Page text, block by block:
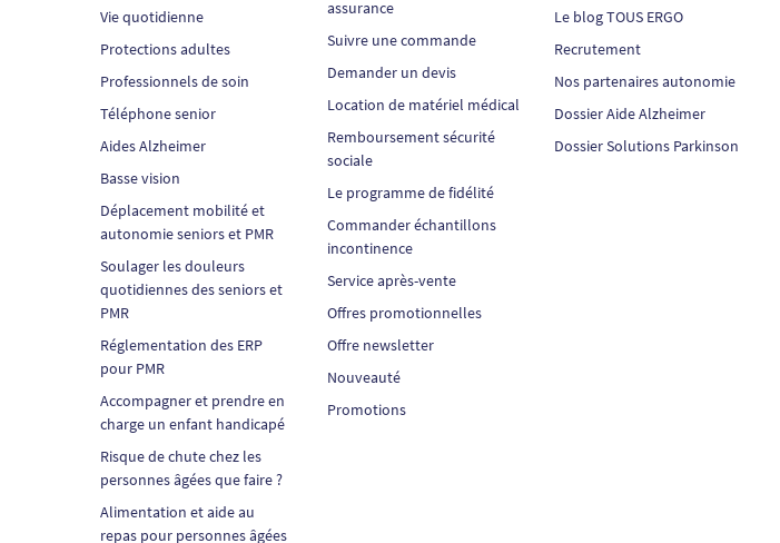
Vie quotidienne
Protections adultes
Professionnels de soin
Téléphone senior
Aides Alzheimer
Basse vision
Déplacement mobilité et
autonomie seniors et PMR
Soulager les douleurs
quotidiennes des seniors et
PMR
Réglementation des ERP
pour PMR
Accompagner et prendre en
charge un enfant handicapé
Risque de chute chez les
personnes âgées que faire ?
Alimentation et aide au
repas pour personnes âgées
assurance
Suivre une commande
Demander un devis
Location de matériel médical
Remboursement sécurité
sociale
Le programme de fidélité
Commander échantillons
incontinence
Service après-vente
Offres promotionnelles
Offre newsletter
Nouveauté
Promotions
Le blog TOUS ERGO
Recrutement
Nos partenaires autonomie
Dossier Aide Alzheimer
Dossier Solutions Parkinson